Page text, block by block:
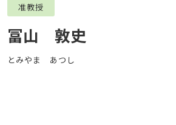
准教授
冨山 敦史
とみやま あつし